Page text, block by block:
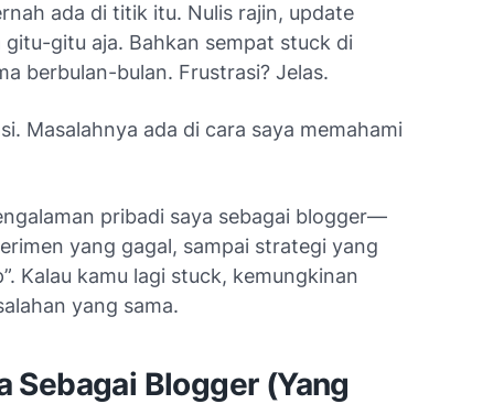
ada di titik itu. Nulis rajin, update
gitu aja. Bahkan sempat stuck di
berbulan-bulan. Frustrasi? Jelas.
Masalahnya ada di cara saya memahami
pribadi saya sebagai blogger—
yang gagal, sampai strategi yang
Kalau kamu lagi stuck, kemungkinan
yang sama.
Sebagai Blogger (Yang